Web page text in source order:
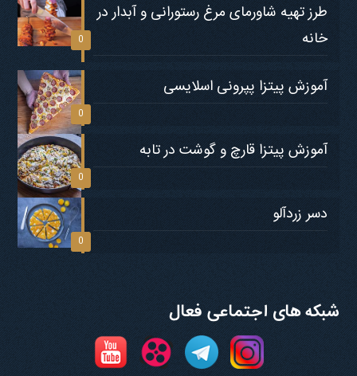
0
طرز تهیه شاورمای مرغ رستورانی و آبدار در
خانه
0
آموزش پیتزا پپرونی اسلایسی
0
آموزش پیتزا قارچ و گوشت در تابه
0
دسر زردآلو
شبکه های اجتماعی فعال